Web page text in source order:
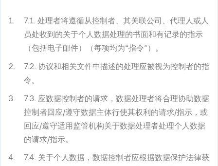
7.1. 处理者将遵循从控制者、其关联公司、代理人或人
员处收到的关于个人数据处理的书面和有记录的指示
（包括电子邮件）（每项均为“指令”）。
7.2. 协议和相关文件中描述的处理应被视为控制者的指
令。
7.3. 应数据控制者的请求，数据处理者将合理协助数据
控制者回应/遵守数据主体行使其权利的请求/指示，或
回应/遵守适用监管机构关于数据处理者处理个人数据
的请求/指示。
7.4. 关于个人数据，数据控制者应根据数据保护法律获